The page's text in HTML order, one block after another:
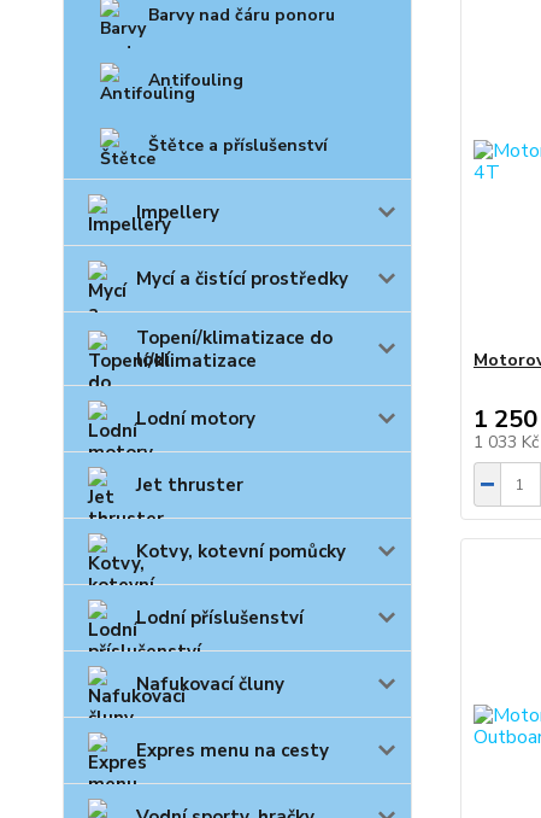
Barvy nad čáru ponoru
Antifouling
Štětce a příslušenství
Impellery
Mycí a čistící prostředky
Topení/klimatizace do
lodí
Lodní motory
Jet thruster
Kotvy, kotevní pomůcky
Lodní příslušenství
Nafukovací čluny
Expres menu na cesty
1
1 033 Kč